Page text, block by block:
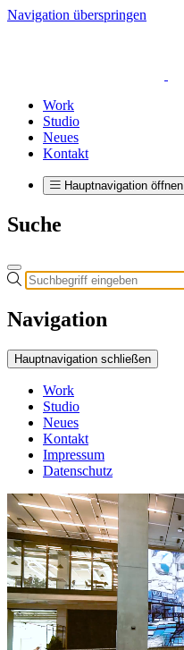
Navigation überspringen
Work
Studio
Neues
Kontakt
Hauptnavigation öffnen
Suche
Navigation
Hauptnavigation schließen
Work
Studio
Neues
Kontakt
Impressum
Datenschutz